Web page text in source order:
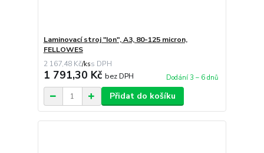
Laminovací stroj "Ion", A3, 80-125 micron,
FELLOWES
2 167,48 Kč/ks
1 791,30 Kč bez DPH Dodání 3 – 6 dnů
Přidat do košíku